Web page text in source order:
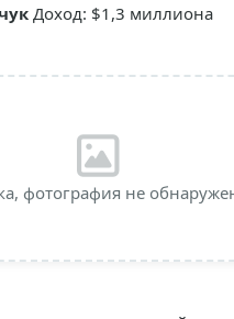
Доход: $1,3 миллиона
фотография не